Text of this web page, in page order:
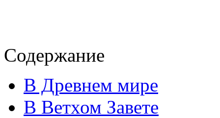
Содержание
В Древнем мире
В Ветхом Завете